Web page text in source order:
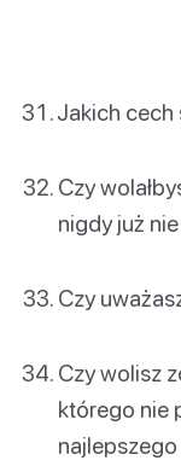
Jakich cech
Czy
nigdy już
Czy
Czy wolisz
którego nie